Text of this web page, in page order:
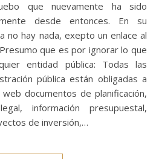
que nuevamente ha sido
desde entonces. En su
no hay nada, exepto un enlace al
que es por ignorar lo que
entidad pública: Todas las
pública están obligadas a
documentos de planificación,
información presupuestal,
de inversión,…